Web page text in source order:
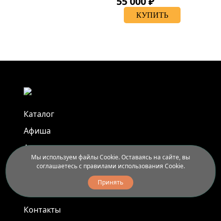
КУПИТЬ
Каталог
Афиша
Арт-пленэры
Услуги
Контакты
Мы используем файлы Cookie. Оставаясь на сайте, вы
соглашаетесь с правилами использования Cookie.
Принять